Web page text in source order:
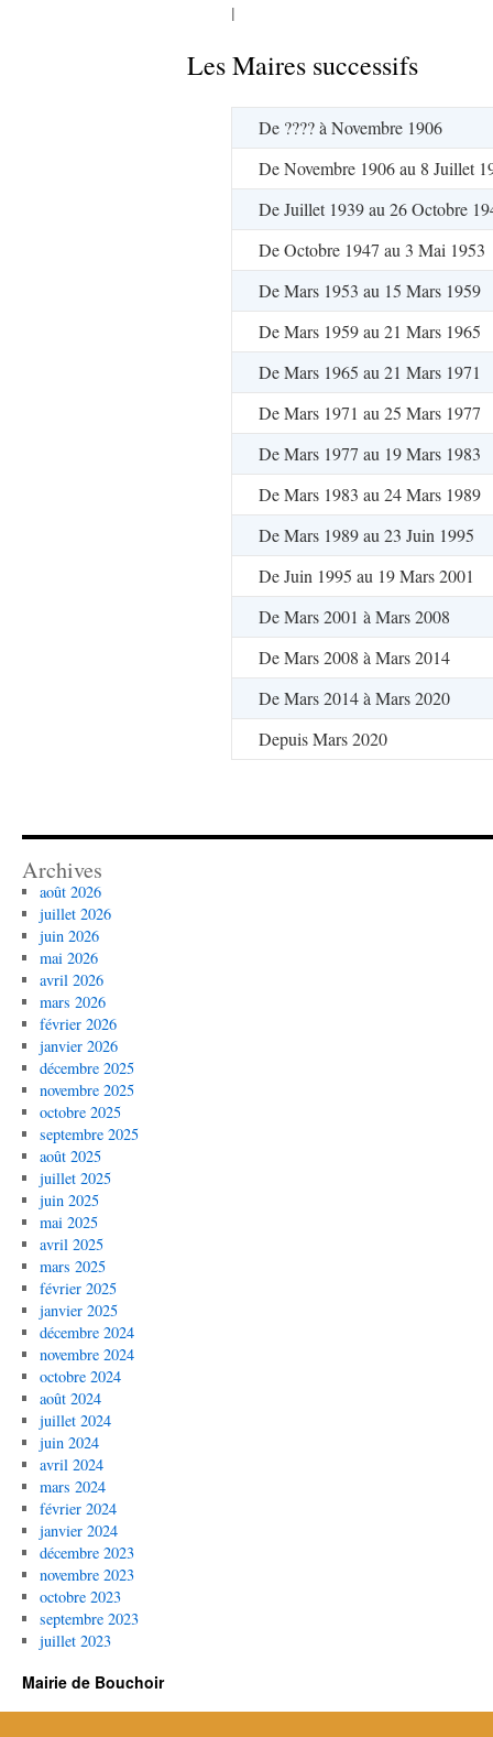
l
Les Maires successifs
De ???? à Novembre 1906
De Novembre 1906 au 8 Juillet
De Juillet 1939 au 26 Octobre
De Octobre 1947 au 3 Mai 1953
De Mars 1953 au 15 Mars 1959
De Mars 1959 au 21 Mars 1965
De Mars 1965 au 21 Mars 1971
De Mars 1971 au 25 Mars 1977
De Mars 1977 au 19 Mars 1983
De Mars 1983 au 24 Mars 1989
De Mars 1989 au 23 Juin 1995
De Juin 1995 au 19 Mars 2001
De Mars 2001 à Mars 2008
De Mars 2008 à Mars 2014
De Mars 2014 à Mars 2020
Depuis Mars 2020
Archives
août 2026
juillet 2026
juin 2026
mai 2026
avril 2026
mars 2026
février 2026
janvier 2026
décembre 2025
novembre 2025
octobre 2025
septembre 2025
août 2025
juillet 2025
juin 2025
mai 2025
avril 2025
mars 2025
février 2025
janvier 2025
décembre 2024
novembre 2024
octobre 2024
août 2024
juillet 2024
juin 2024
avril 2024
mars 2024
février 2024
janvier 2024
décembre 2023
novembre 2023
octobre 2023
septembre 2023
juillet 2023
Mairie de Bouchoir